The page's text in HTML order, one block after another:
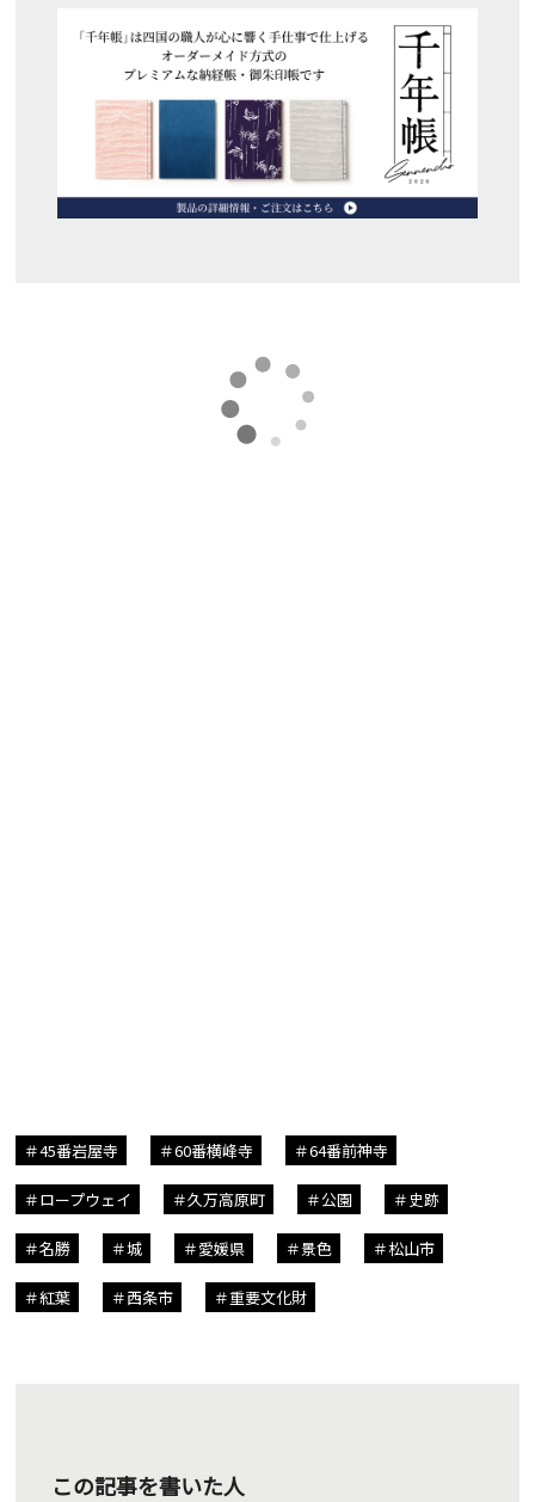
45番岩屋寺 60番横峰寺 64番前神寺
ロープウェイ 久万高原町 公園 史跡
名勝 城 愛媛県 景色 松山市
紅葉 西条市 重要文化財
この記事を書いた人